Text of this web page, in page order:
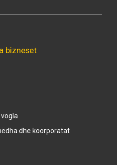
bizneset
dhe koorporatat